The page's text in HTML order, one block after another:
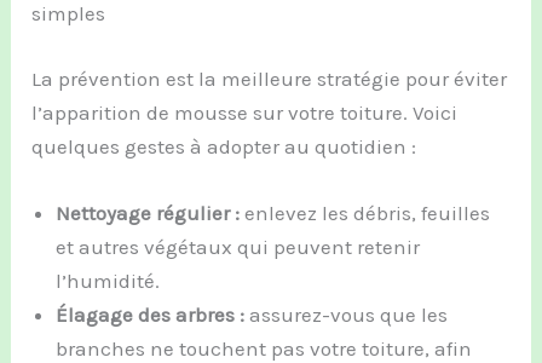
simples
La prévention est la meilleure stratégie pour éviter
l’apparition de mousse sur votre toiture. Voici
quelques gestes à adopter au quotidien :
Nettoyage régulier : enlevez les débris, feuilles
et autres végétaux qui peuvent retenir
l’humidité.
Élagage des arbres : assurez-vous que les
branches ne touchent pas votre toiture, afin